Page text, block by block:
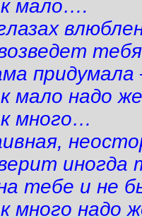
мало….
мало надо
много…
иногда
тебе и не
много надо